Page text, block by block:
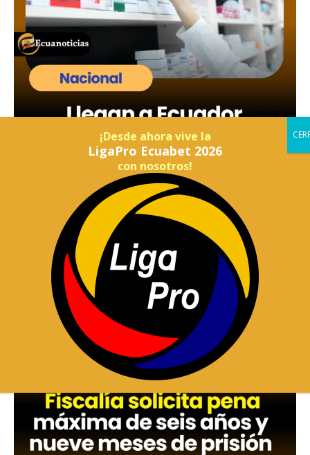
¡Desde ahora vive la
LigaPro Ecuabet 2026
con nosotros!